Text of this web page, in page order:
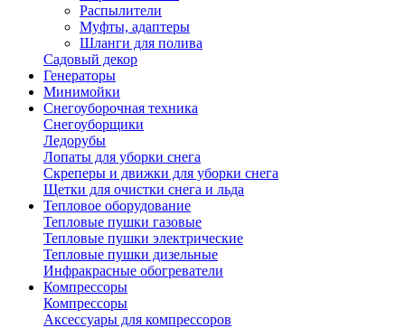
Распылители
Муфты, адаптеры
Шланги для полива
Садовый декор
Генераторы
Минимойки
Снегоуборочная техника
Снегоуборщики
Ледорубы
Лопаты для уборки снега
Скреперы и движки для уборки снега
Щетки для очистки снега и льда
Тепловое оборудование
Тепловые пушки газовые
Тепловые пушки электрические
Тепловые пушки дизельные
Инфракрасные обогреватели
Компрессоры
Компрессоры
Аксессуары для компрессоров